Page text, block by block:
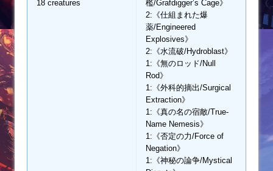
18 creatures
檻/Grafdigger’s Cage》
2:《仕組まれた爆
薬/Engineered
Explosives》
2:《水流破/Hydroblast》
1:《無のロッド/Null
Rod》
1:《外科的摘出/Surgical
Extraction》
1:《真の名の宿敵/True-
Name Nemesis》
1:《否定の力/Force of
Negation》
1:《神秘の論争/Mystical